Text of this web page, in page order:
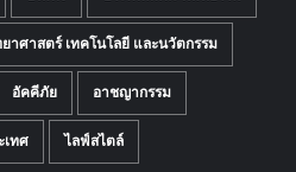
าศาสตร์ เทคโนโลยี และนวัตกรรม
อัคคีภัย อาชญากรรม
เทศ ไลฟ์สไตล์